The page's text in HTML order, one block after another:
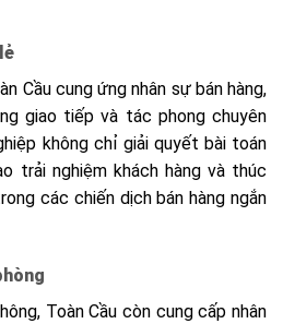
Cầu cung ứng nhân sự bán hàng,
giao tiếp và tác phong chuyên
không chỉ giải quyết bài toán
trải nghiệm khách hàng và thúc
các chiến dịch bán hàng ngắn
Toàn Cầu còn cung cấp nhân